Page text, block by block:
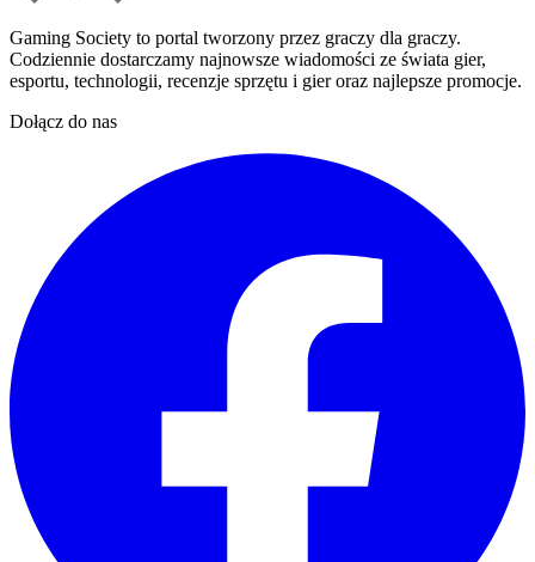
Gaming Society to portal tworzony przez graczy dla graczy.
Codziennie dostarczamy najnowsze wiadomości ze świata gier,
esportu, technologii, recenzje sprzętu i gier oraz najlepsze promocje.
Dołącz do nas